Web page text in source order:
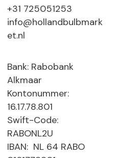
+31 725051253
info@hollandbulbmark
et.nl
Bank: Rabobank
Alkmaar
Kontonummer:
16.17.78.801
Swift-Code:
RABONL2U
IBAN: NL 64 RABO